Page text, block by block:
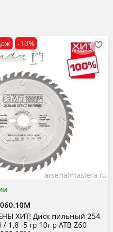
-10%
ХИТ! Диск пильный 254
/ 1,8 -5 гр 10г р ATB Z60